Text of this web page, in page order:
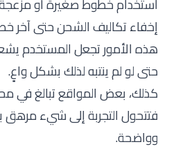
استخدام خطوط صغيرة أو
إخفاء تكاليف الشحن حتى آخر
هذه الأمور تجعل المستخدم
حتى لو لم ينتبه لذلك بشكل واعٍ.
كذلك، بعض المواقع تبالغ في
فتتحول التجربة إلى شيء
وواضحة.